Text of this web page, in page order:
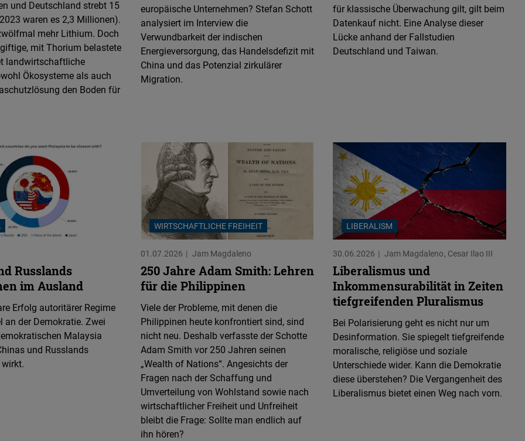
und Deutschland strebt 15
waren es 2,3 Millionen).
mehr Lithium. Doch
mit Thorium belastete
landwirtschaftliche
Ökosysteme als auch
den Boden für
europäische Unternehmen? Stefan Schott
analysiert im Interview die
Verwundbarkeit der indischen
Energieversorgung, das Handelsdefizit mit
China und das Potenzial zirkulärer
Migration.
für klassische Überwachung gilt, gilt beim
Datenkauf nicht. Eine Analyse dieser
Lücke anhand der Fallstudien
Deutschland und Taiwan.
Russlands
im Ausland
Erfolg autoritärer Regime
an der Demokratie. Zwei
Malaysia
und Russlands
WIRTSCHAFTLICHE FREIHEIT
01.07.2026 Jam Magdaleno
250 Jahre Adam Smith: Lehren
für die Philippinen
Viele der Probleme, mit denen die
Philippinen heute konfrontiert sind, sind
nicht neu. Deshalb verfasste der Schotte
Adam Smith vor 250 Jahren seinen
„Wealth of Nations“. Angesichts der
Fragen nach der Schaffung und
Umverteilung von Wohlstand sowie nach
wirtschaftlicher Freiheit und Unfreiheit
bleibt die Frage: Sollte man endlich auf
ihn hören?
LIBERALISM
30.06.2026 Jam Magdaleno Cesar Ilao III
Liberalismus und
Inkommensurabilität in Zeiten
tiefgreifenden Pluralismus
Bei Polarisierung geht es nicht nur um
Desinformation. Sie spiegelt tiefgreifende
moralische, religiöse und soziale
Unterschiede wider. Kann die Demokratie
diese überstehen? Die Vergangenheit des
Liberalismus bietet einen Weg nach vorn.
Flickr
Embed
Newsletter2go
Embed
D.Vinci
Embed
Typeform
Embed